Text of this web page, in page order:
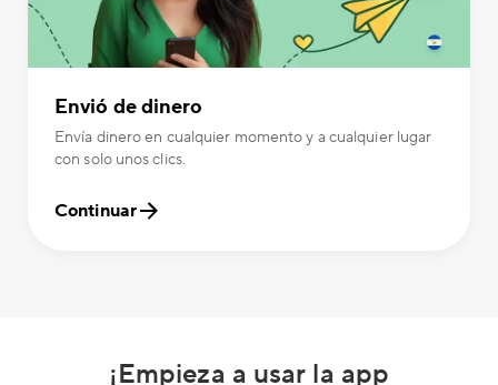
Envió de dinero
Envía dinero en cualquier momento y a cualquier lugar
con solo unos clics.
Continuar
¡Empieza a usar la app